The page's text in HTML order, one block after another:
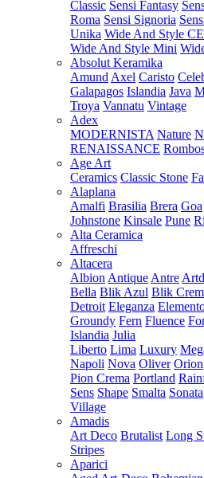
Classic Sensi Fantasy
Roma Sensi Signoria
Unika Wide And Style
Wide And Style Mini
Absolut Keramika
Amund Axel Caristo
Galapagos Islandia Java
Troya Vannatu Vintage
Adex
MODERNISTA Nature
RENAISSANCE
Age Art
Ceramics Classic Stone
Alaplana
Amalfi Brasilia Brera Goa
Johnstone Kinsale Pune
Alta Ceramica
Affreschi
Altacera
Albion Antique Antre
Bella Blik Azul Blik
Detroit Eleganza
Groundy Fern Fluence
Islandia Julia
Liberto Lima Luxury
Napoli Nova Oliver Orion
Pion Crema Portland
Sens Shape Smalta Sonata
Village
Amadis
Art Deco Brutalist Long
Stripes
Aparici